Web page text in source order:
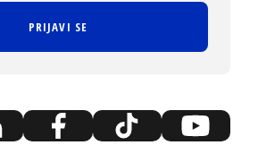
PRIJAVI SE